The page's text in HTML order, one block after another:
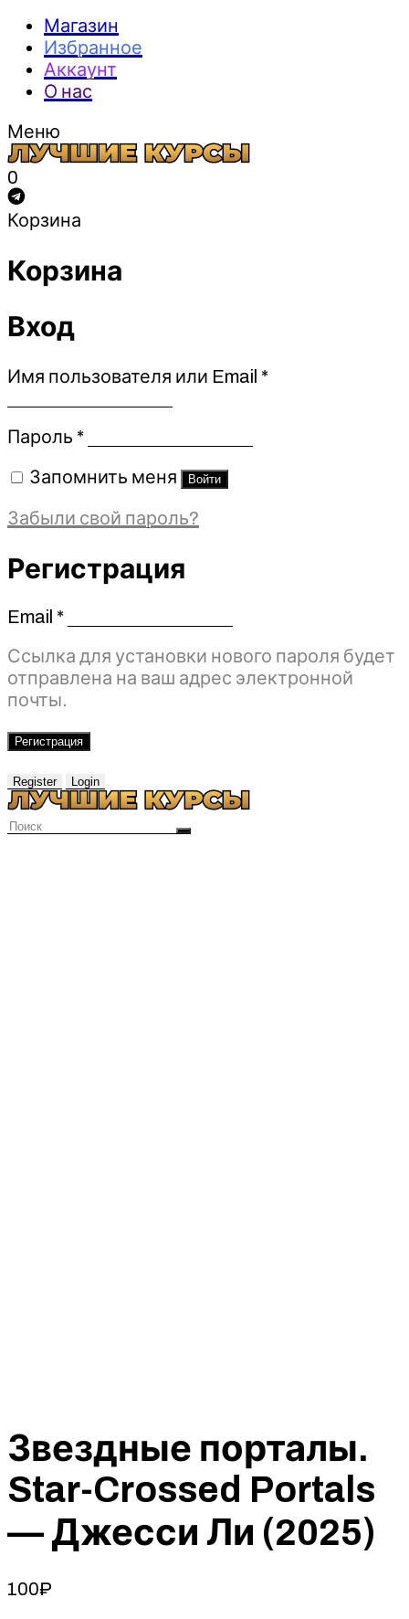
Магазин
Избранное
Аккаунт
О нас
Меню
0
Корзина
Корзина
Вход
Имя пользователя или Email *Обязательно
Пароль *Обязательно
Запомнить меня Войти
Забыли свой пароль?
Регистрация
Email *Обязательно
Ссылка для установки нового пароля будет
отправлена ​​на ваш адрес электронной
почты.
Регистрация
Register Login
Звездные порталы.
Star-Crossed Portals
— Джесси Ли (2025)
100₽